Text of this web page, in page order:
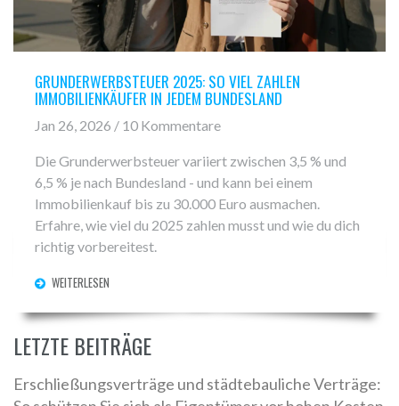
GRUNDERWERBSTEUER 2025: SO VIEL ZAHLEN
IMMOBILIENKÄUFER IN JEDEM BUNDESLAND
Jan 26, 2026 / 10 Kommentare
Die Grunderwerbsteuer variiert zwischen 3,5 % und
6,5 % je nach Bundesland - und kann bei einem
Immobilienkauf bis zu 30.000 Euro ausmachen.
Erfahre, wie viel du 2025 zahlen musst und wie du dich
richtig vorbereitest.
WEITERLESEN
LETZTE BEITRÄGE
Erschließungsverträge und städtebauliche Verträge: